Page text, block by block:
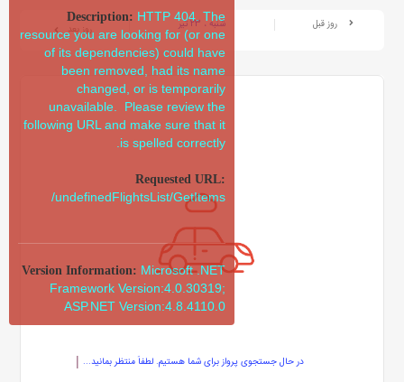
روز قبل شنبه ، 23 تیر روز بعد
در حال جستجوی پرواز برای شما هستیم. لطفاً منتظر بمانید...
Description: HTTP 404. The
resource you are looking for (or one
of its dependencies) could have
been removed, had its name
changed, or is temporarily
unavailable. Please review the
following URL and make sure that it
is spelled correctly.
Requested URL:
/undefinedFlightsList/GetItems
Version Information: Microsoft .NET
Framework Version:4.0.30319;
ASP.NET Version:4.8.4110.0